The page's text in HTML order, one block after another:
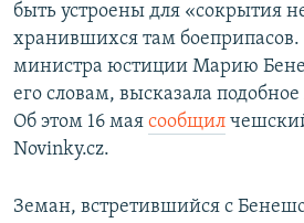
быть устроены для «сокрытия
хранившихся там боеприпасов.
министра юстиции Марию
его словам, высказала
Об этом 16 мая сообщил
Novinky.cz.
Земан, встретившийся с